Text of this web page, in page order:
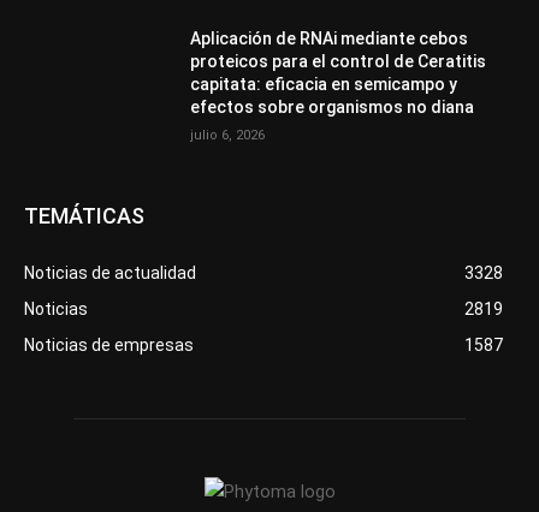
Aplicación de RNAi mediante cebos
proteicos para el control de Ceratitis
capitata: eficacia en semicampo y
efectos sobre organismos no diana
julio 6, 2026
TEMÁTICAS
Noticias de actualidad
3328
Noticias
2819
Noticias de empresas
1587